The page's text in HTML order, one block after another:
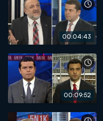
00:04:43
00:09:52